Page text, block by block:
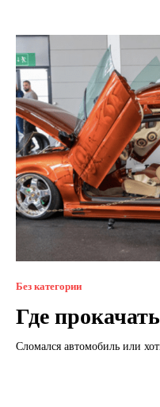
Без категории
Где
Сломался автомобиль или